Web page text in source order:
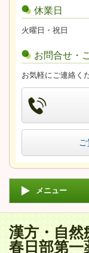
休業日
火曜日・祝日
お問合せ・
お気軽にご連絡く
メニュー
漢方・自然
春日部第一